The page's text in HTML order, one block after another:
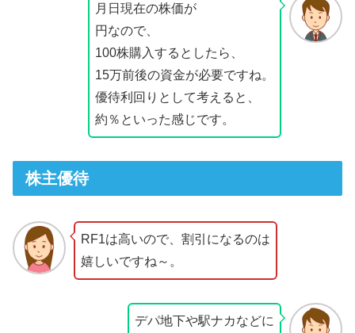
月日現在の株価が
円なので、
100株購入するとしたら、
15万前後の資金が必要ですね。
優待利回りとして考えると、
約％といった感じです。
株主優待
RF1は高いので、割引になるのは
嬉しいですね～。
デパ地下や駅ナカなどに